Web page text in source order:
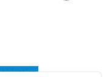
Valuation